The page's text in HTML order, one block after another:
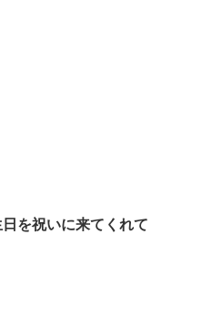
を祝いに来てくれて